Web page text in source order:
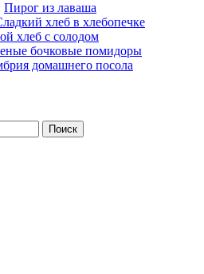
Пирог из лаваша
хлеб в хлебопечке
хлеб с солодом
бочковые помидоры
домашнего посола